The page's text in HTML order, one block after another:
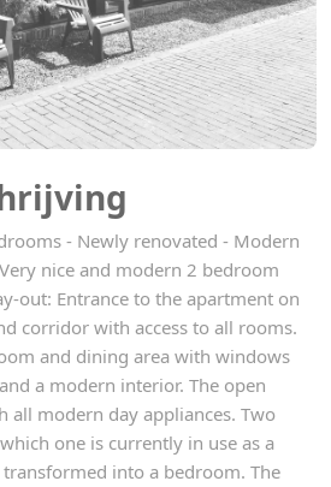
- Newly renovated - Modern
nice and modern 2 bedroom
out: Entrance to the apartment on
corridor with access to all rooms.
and dining area with windows
a modern interior. The open
all modern day appliances. Two
one is currently in use as a
into a bedroom. The